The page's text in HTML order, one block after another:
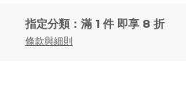
指定分類：滿 1 件 即享 8 折
條款與細則